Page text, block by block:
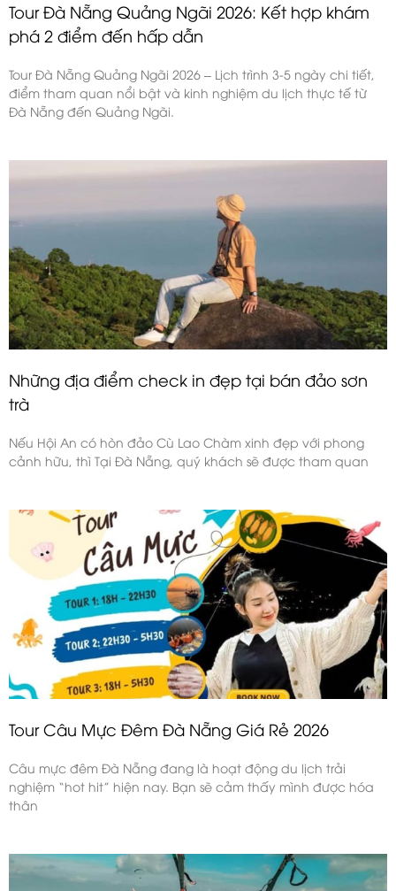
Tour Đà Nẵng Quảng Ngãi 2026: Kết hợp khám
phá 2 điểm đến hấp dẫn
Tour Đà Nẵng Quảng Ngãi 2026 – Lịch trình 3-5 ngày chi tiết,
điểm tham quan nổi bật và kinh nghiệm du lịch thực tế từ
Đà Nẵng đến Quảng Ngãi.
Những địa điểm check in đẹp tại bán đảo sơn
trà
Nếu Hội An có hòn đảo Cù Lao Chàm xinh đẹp với phong
cảnh hữu, thì Tại Đà Nẵng, quý khách sẽ được tham quan
Tour Câu Mực Đêm Đà Nẵng Giá Rẻ 2026
Câu mực đêm Đà Nẵng đang là hoạt động du lịch trải
nghiệm “hot hit” hiện nay. Bạn sẽ cảm thấy mình được hóa
thân